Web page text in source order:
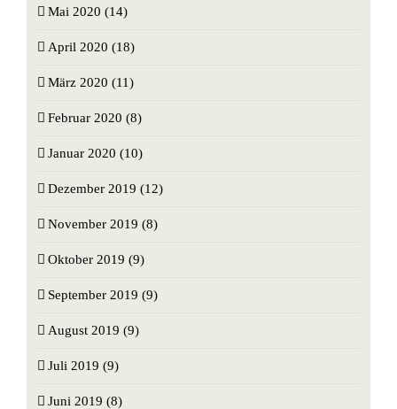
Mai 2020 (14)
April 2020 (18)
März 2020 (11)
Februar 2020 (8)
Januar 2020 (10)
Dezember 2019 (12)
November 2019 (8)
Oktober 2019 (9)
September 2019 (9)
August 2019 (9)
Juli 2019 (9)
Juni 2019 (8)